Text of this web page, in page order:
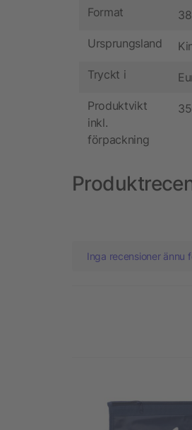
Format
Ursprungsland
Tryckt i
Produktvikt
inkl.
förpackning
Inga recensioner ännu